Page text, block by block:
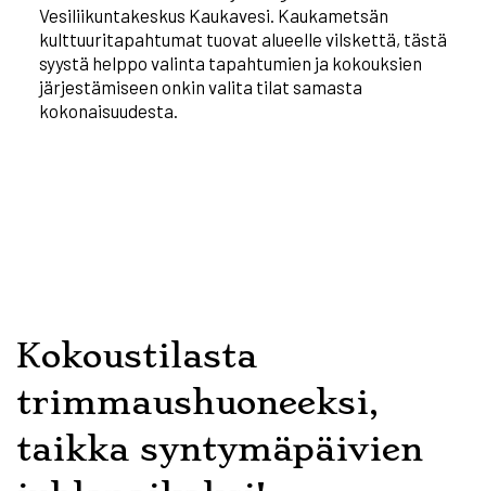
Vesiliikuntakeskus Kaukavesi. Kaukametsän
kulttuuritapahtumat tuovat alueelle vilskettä, tästä
syystä helppo valinta tapahtumien ja kokouksien
järjestämiseen onkin valita tilat samasta
kokonaisuudesta.
Kokoustilasta
trimmaushuoneeksi,
taikka syntymäpäivien